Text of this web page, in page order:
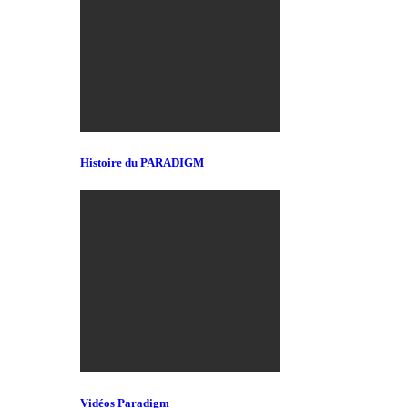
Histoire du PARADIGM
Vidéos Paradigm